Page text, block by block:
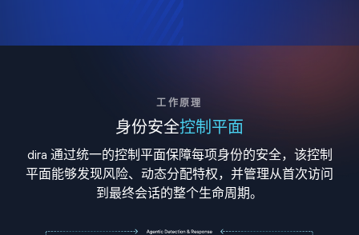
工作原理
身份安全控制平面
dira 通过统一的控制平面保障每项身份的安全，该控制
平面能够发现风险、动态分配特权，并管理从首次访问
到最终会话的整个生命周期。